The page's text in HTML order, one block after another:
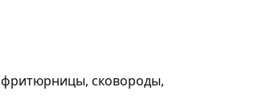
сковороды,